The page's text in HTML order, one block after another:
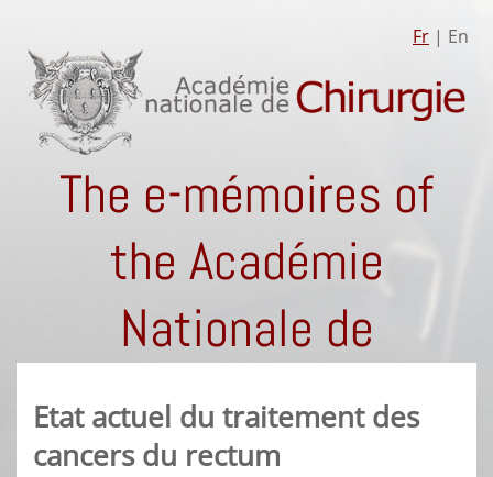
Fr | En
The e-mémoires of
the Académie
Nationale de
Chirurgie
Etat actuel du traitement des
cancers du rectum